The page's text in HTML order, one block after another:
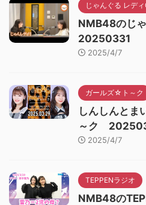
じゃんぐる レディ
NMB48のじ
20250331
2025/4/7
ガールズ☆ト～ク
しんしんとま
～ク
2025/4/7
TEPPENラジオ
NMB48の